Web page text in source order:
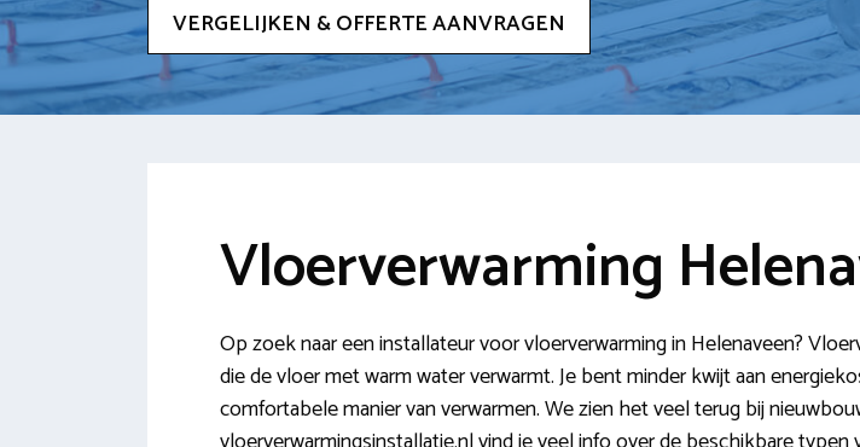
VERGELIJKEN & OFFERTE AANVRAGEN
Vloerverwarming
Op zoek naar een installateur voor vloerverwarming in Helenaveen?
die de vloer met warm water verwarmt. Je bent minder kwijt aan
comfortabele manier van verwarmen. We zien het veel terug bij